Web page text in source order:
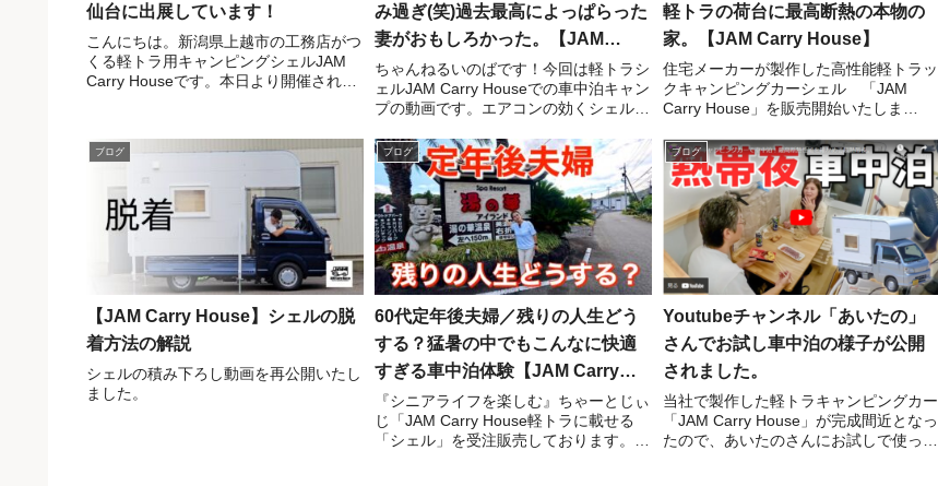
仙台に出展しています！
こんにちは。新潟県上越市の工務店がつ
くる軽トラ用キャンピングシェルJAM
Carry Houseです。本日より開催されて
家じゃん。」会場でJAM Carry Hous...
み過ぎ(笑)過去最高によっぱらった
妻がおもしろかった。【JAM
Carry House】【揖斐高原キャン
プフィールドアフレッパ】
ちゃんねるいのばです！今回は軽トラシ
ェルJAM Carry Houseでの車中泊キャン
プの動画です。エアコンの効くシェルの
した。飲みすぎには注意しましょう(笑)
揖斐高原キャンプフィールド
AFUREPPAの...
軽トラの荷台に最高断熱の本物の
家。【JAM Carry House】
住宅メーカーが製作した高性能軽トラッ
クキャンピングカーシェル 「JAM
Carry House」を販売開始いたしま
なるキャンペーンです！！ ・ハイゼッ
トジャンボ用シェル本体 120万円
→99.8万円 ・標...
ブログ
【JAM Carry House】シェルの脱
着方法の解説
シェルの積み下ろし動画を再公開いたし
ました。
ブログ
60代定年後夫婦／残りの人生どう
する？猛暑の中でもこんなに快適
すぎる車中泊体験【JAM Carry
House】
『シニアライフを楽しむ』ちゃーとじぃ
じ「JAM Carry House軽トラに載せる
「シェル」を受注販売しております。詳
ブログ
Youtubeチャンネル「あいたの」
さんでお試し車中泊の様子が公開
されました。
当社で製作した軽トラキャンピングカー
「JAM Carry House」が完成間近となっ
たので、あいたのさんにお試しで使って